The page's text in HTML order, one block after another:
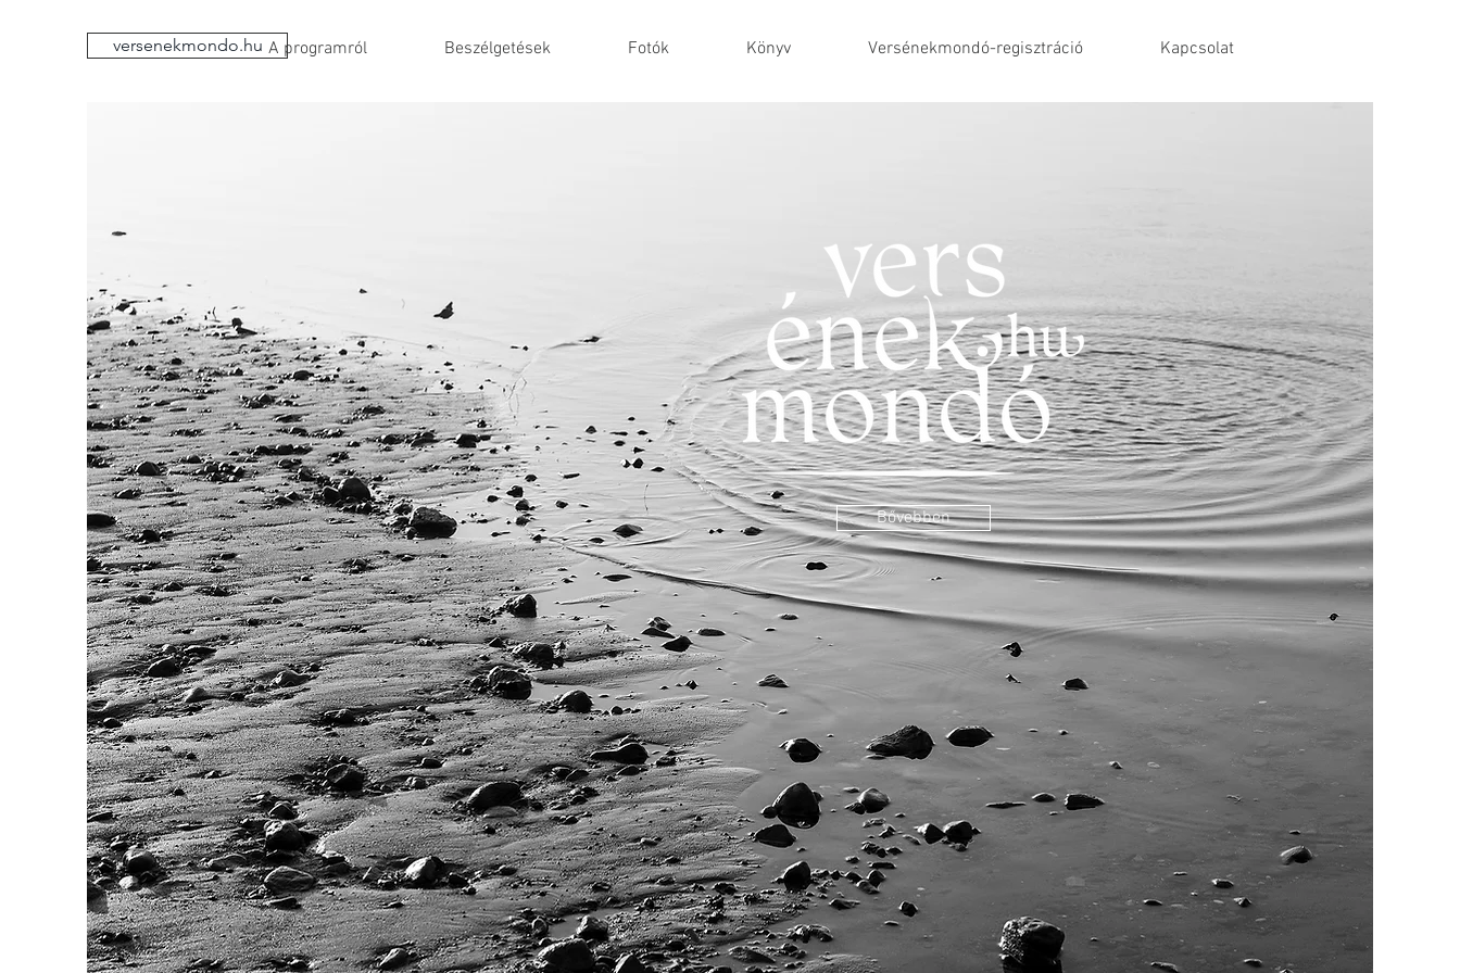
versenekmondo.hu A programról Beszélgetések Fotók Könyv Versénekmondó-regisztráció Kapcsolat
Bővebben